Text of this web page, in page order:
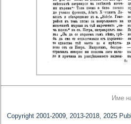
Име
Copyright 2001-2009, 2013-2018, 2025